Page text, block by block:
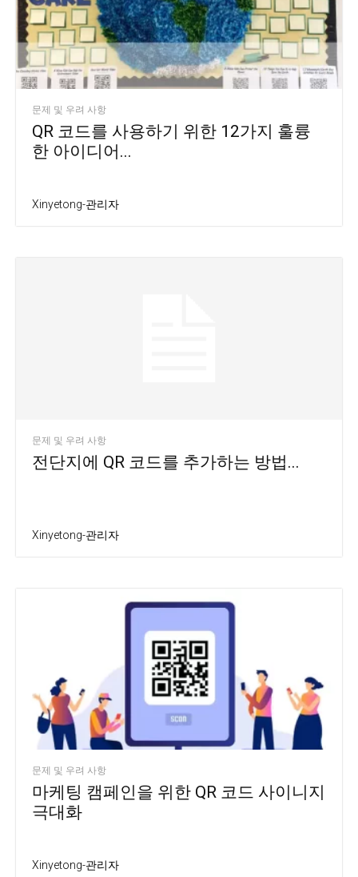
문제 및 우려 사항
QR 코드를 사용하기 위한 12가지 훌륭
한 아이디어...
Xinyetong-관리자
문제 및 우려 사항
전단지에 QR 코드를 추가하는 방법...
Xinyetong-관리자
문제 및 우려 사항
마케팅 캠페인을 위한 QR 코드 사이니지
극대화
Xinyetong-관리자